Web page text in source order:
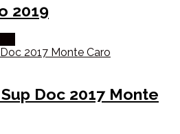
2019
Doc 2017 Monte